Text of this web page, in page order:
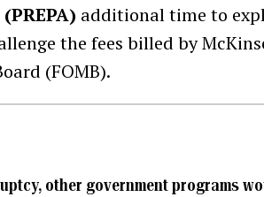
additional time to
the fees billed by
(FOMB).
other government programs